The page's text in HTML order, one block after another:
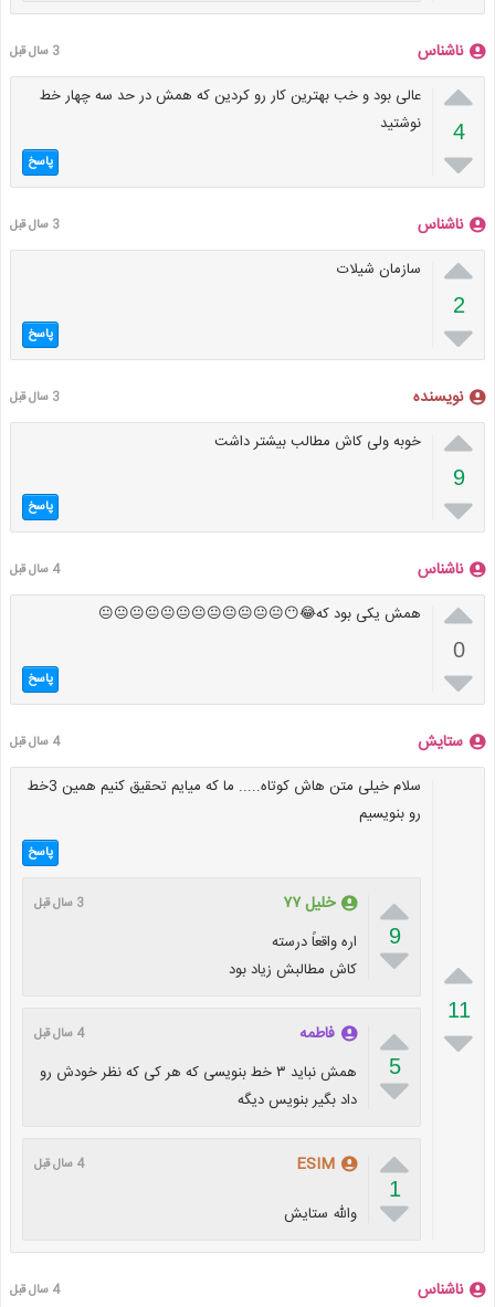
ناشناس 3 سال قبل

4

عالی بود و خب بهترین کار رو کردین که همش در حد سه چهار خط
نوشتید
پاسخ
ناشناس 3 سال قبل

2

سازمان شیلات
پاسخ
نویسنده 3 سال قبل

9

خوبه ولی کاش مطالب بیشتر داشت
پاسخ
ناشناس 4 سال قبل

0

همش یکی بود که😂😶😐😐😐😐😐😐😐😐😐😐😐😐
پاسخ
ستایش 4 سال قبل

11

سلام خیلی متن هاش کوتاه..... ما که میایم تحقیق کنیم همین 3خط
رو بنویسیم
پاسخ

9

خلیل ۷۷ 3 سال قبل
اره واقعاً درسته
کاش مطالبش زیاد بود

5

فاطمه 4 سال قبل
همش نباید ۳ خط بنویسی که هر کی که نظر خودش رو
داد بگیر بنویس دیگه

1

ESIM 4 سال قبل
والله ستایش
ناشناس 4 سال قبل